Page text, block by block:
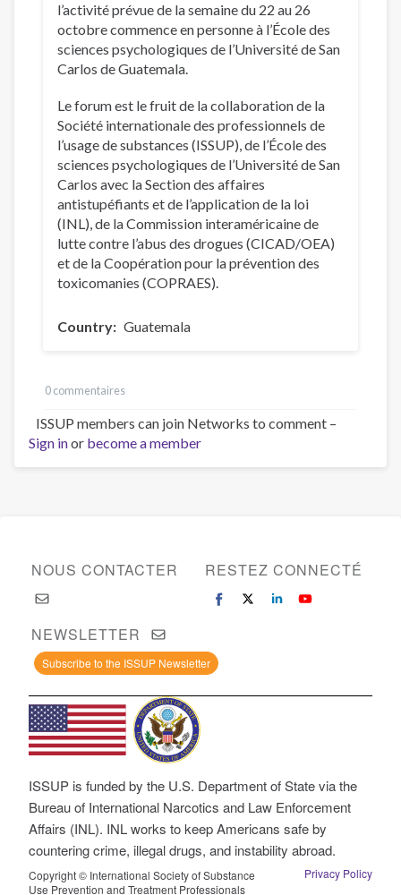
l’activité prévue de la semaine du 22 au 26
octobre commence en personne à l’École des
sciences psychologiques de l’Université de San
Carlos de Guatemala.
Le forum est le fruit de la collaboration de la
Société internationale des professionnels de
l’usage de substances (ISSUP), de l’École des
sciences psychologiques de l’Université de San
Carlos avec la Section des affaires
antistupéfiants et de l’application de la loi
(INL), de la Commission interaméricaine de
lutte contre l’abus des drogues (CICAD/OEA)
et de la Coopération pour la prévention des
toxicomanies (COPRAES).
Country Guatemala
0 commentaires
ISSUP members can join Networks to comment –
Sign inor become a member
NOUS CONTACTER RESTEZ CONNECTÉ
NEWSLETTER
Subscribe to the ISSUP Newsletter
ISSUP is funded by the U.S. Department of State via the
Bureau of International Narcotics and Law Enforcement
Affairs (INL). INL works to keep Americans safe by
countering crime, illegal drugs, and instability abroad.
Copyright © International Society of Substance
Use Prevention and Treatment Professionals
Privacy Policy